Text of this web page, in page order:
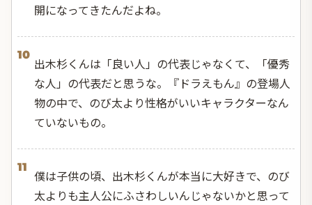
開になってきたんだよね。
10
出木杉くんは「良い人」の代表じゃなくて、「優秀
な人」の代表だと思うな。『ドラえもん』の登場人
物の中で、のび太より性格がいいキャラクターなん
ていないもの。
11
僕は子供の頃、出木杉くんが本当に大好きで、のび
太よりも主人公にふさわしいんじゃないかと思って